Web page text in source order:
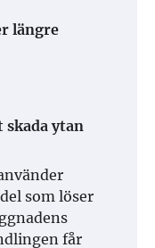
längre
skada ytan
som löser
får